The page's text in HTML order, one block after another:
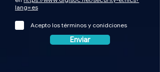
lang=es
Acepto los términos y conidciones
Enviar